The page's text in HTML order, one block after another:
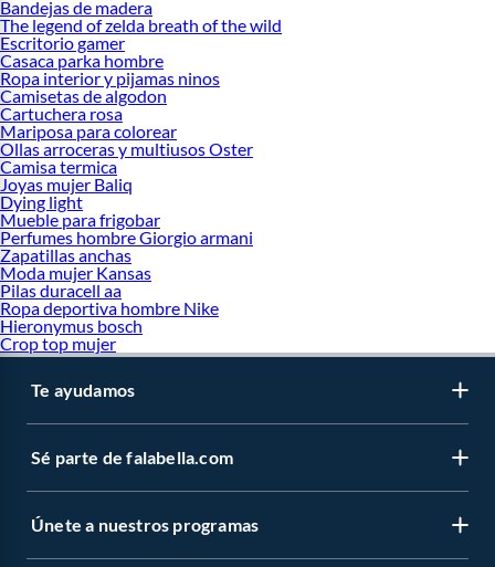
Bandejas de madera
The legend of zelda breath of the wild
Escritorio gamer
Casaca parka hombre
Ropa interior y pijamas ninos
Camisetas de algodon
Cartuchera rosa
Mariposa para colorear
Ollas arroceras y multiusos Oster
Camisa termica
Joyas mujer Baliq
Dying light
Mueble para frigobar
Perfumes hombre Giorgio armani
Zapatillas anchas
Moda mujer Kansas
Pilas duracell aa
Ropa deportiva hombre Nike
Hieronymus bosch
Crop top mujer
Te ayudamos
Sé parte de falabella.com
Únete a nuestros programas